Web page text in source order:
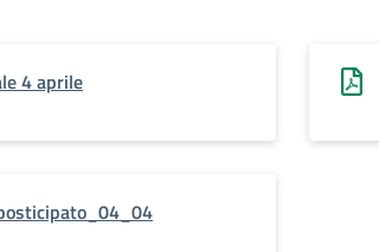
4 aprile